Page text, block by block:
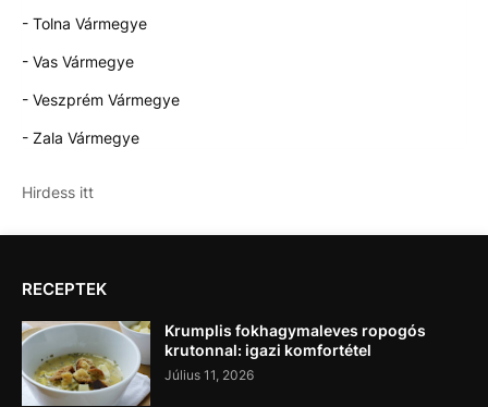
- Tolna Vármegye
- Vas Vármegye
- Veszprém Vármegye
- Zala Vármegye
Hirdess itt
RECEPTEK
Krumplis fokhagymaleves ropogós
krutonnal: igazi komfortétel
Július 11, 2026